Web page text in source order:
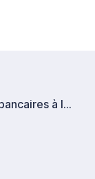
Garanties bancaires à l'international